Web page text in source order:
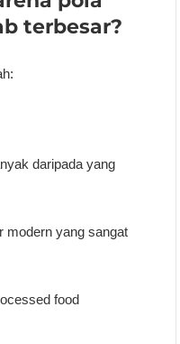
terbesar?
daripada yang
modern yang sangat
food